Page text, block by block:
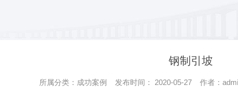
钢制引坡
所属分类：成功案例 发布时间： 2020-05-27 作者：